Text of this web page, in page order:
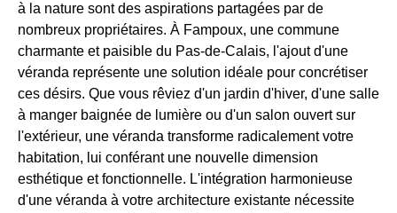
à la nature sont des aspirations partagées par de
nombreux propriétaires. À Fampoux, une commune
charmante et paisible du Pas-de-Calais, l'ajout d'une
véranda représente une solution idéale pour concrétiser
ces désirs. Que vous rêviez d'un jardin d'hiver, d'une salle
à manger baignée de lumière ou d'un salon ouvert sur
l'extérieur, une véranda transforme radicalement votre
habitation, lui conférant une nouvelle dimension
esthétique et fonctionnelle. L'intégration harmonieuse
d'une véranda à votre architecture existante nécessite